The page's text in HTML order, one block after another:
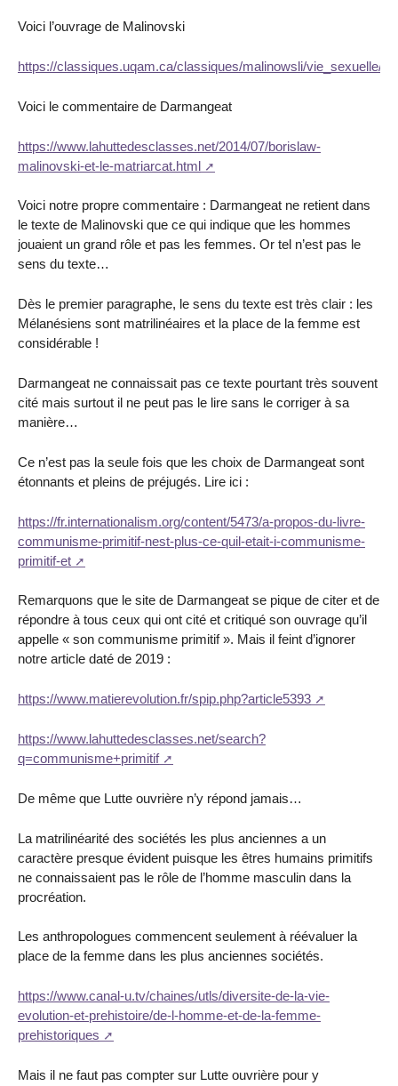
Voici l’ouvrage de Malinovski
https://classiques.uqam.ca/classiques/malinowsli/vie_sexuelle/
Voici le commentaire de Darmangeat
https://www.lahuttedesclasses.net/2014/07/borislaw-
malinovski-et-le-matriarcat.html
Voici notre propre commentaire : Darmangeat ne retient dans
le texte de Malinovski que ce qui indique que les hommes
jouaient un grand rôle et pas les femmes. Or tel n’est pas le
sens du texte…
Dès le premier paragraphe, le sens du texte est très clair : les
Mélanésiens sont matrilinéaires et la place de la femme est
considérable !
Darmangeat ne connaissait pas ce texte pourtant très souvent
cité mais surtout il ne peut pas le lire sans le corriger à sa
manière…
Ce n’est pas la seule fois que les choix de Darmangeat sont
étonnants et pleins de préjugés. Lire ici :
https://fr.internationalism.org/content/5473/a-propos-du-livre-
communisme-primitif-nest-plus-ce-quil-etait-i-communisme-
primitif-et
Remarquons que le site de Darmangeat se pique de citer et de
répondre à tous ceux qui ont cité et critiqué son ouvrage qu’il
appelle « son communisme primitif ». Mais il feint d’ignorer
notre article daté de 2019 :
https://www.matierevolution.fr/spip.php?article5393
https://www.lahuttedesclasses.net/search?
q=communisme+primitif
De même que Lutte ouvrière n’y répond jamais…
La matrilinéarité des sociétés les plus anciennes a un
caractère presque évident puisque les êtres humains primitifs
ne connaissaient pas le rôle de l’homme masculin dans la
procréation.
Les anthropologues commencent seulement à réévaluer la
place de la femme dans les plus anciennes sociétés.
https://www.canal-u.tv/chaines/utls/diversite-de-la-vie-
evolution-et-prehistoire/de-l-homme-et-de-la-femme-
prehistoriques
Mais il ne faut pas compter sur Lutte ouvrière pour y